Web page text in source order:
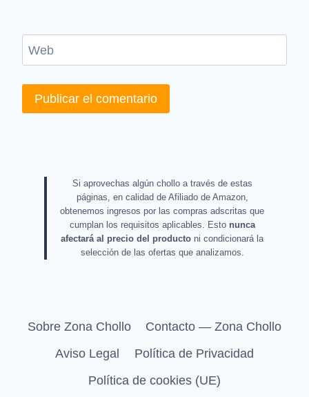
Web
Si aprovechas algún chollo a través de estas
páginas, en calidad de Afiliado de Amazon,
obtenemos ingresos por las compras adscritas que
cumplan los requisitos aplicables. Esto nunca
afectará al precio del producto ni condicionará la
selección de las ofertas que analizamos.
Sobre Zona Chollo
Contacto — Zona Chollo
Aviso Legal
Política de Privacidad
Política de cookies (UE)